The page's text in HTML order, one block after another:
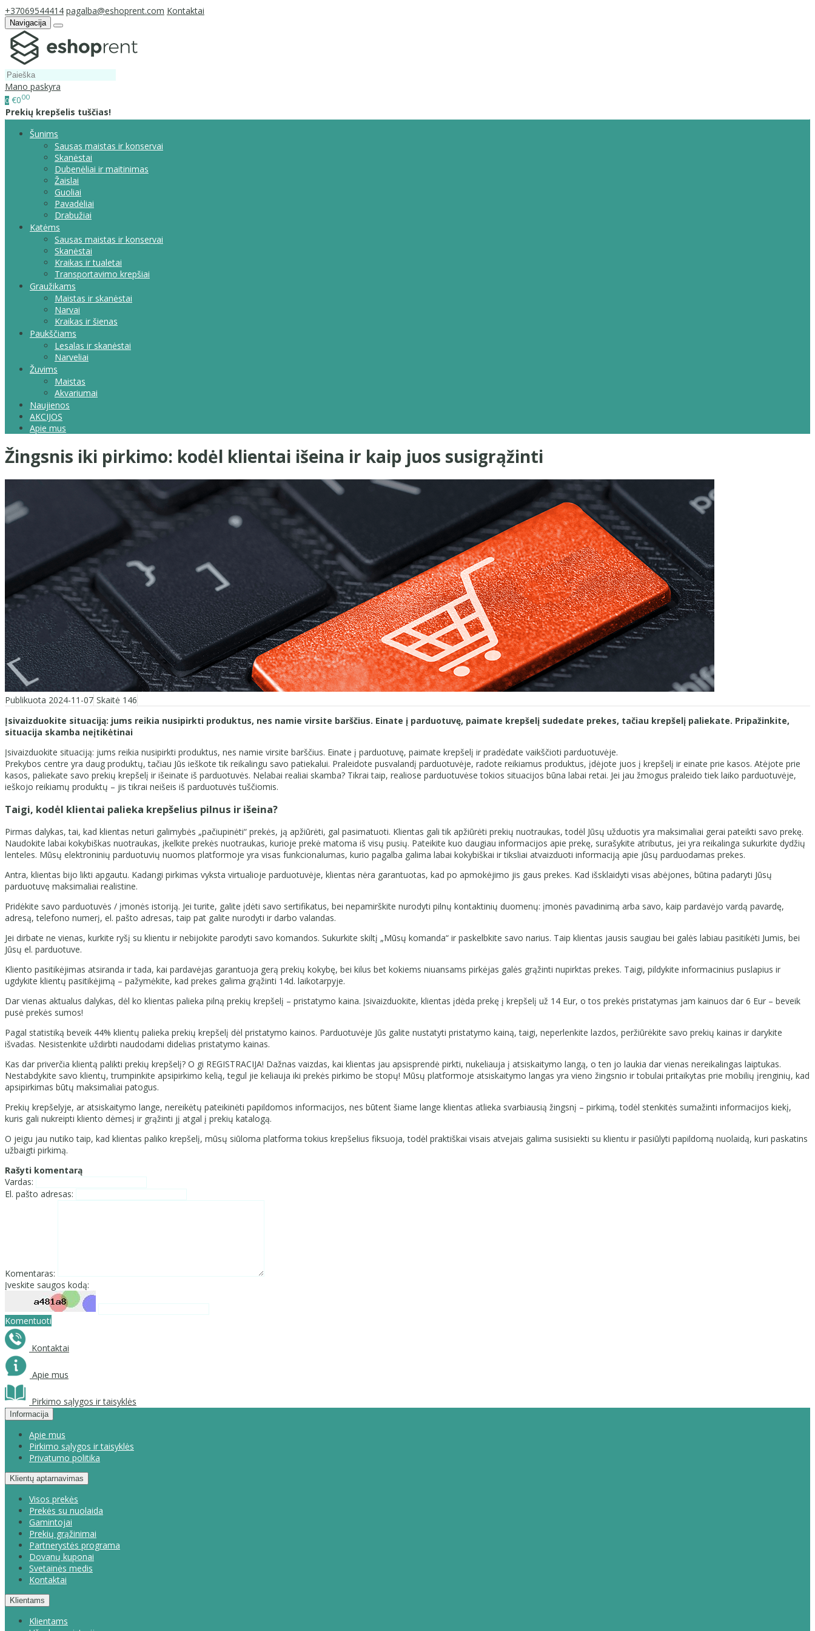
+37069544414 pagalba@eshoprent.com Kontaktai
Navigacija
Mano paskyra
0 €000
Prekių krepšelis tuščias!
Šunims
Sausas maistas ir konservai
Skanėstai
Dubenėliai ir maitinimas
Žaislai
Guoliai
Pavadėliai
Drabužiai
Katėms
Sausas maistas ir konservai
Skanėstai
Kraikas ir tualetai
Transportavimo krepšiai
Graužikams
Maistas ir skanėstai
Narvai
Kraikas ir šienas
Paukščiams
Lesalas ir skanėstai
Narveliai
Žuvims
Maistas
Akvariumai
Naujienos
AKCIJOS
Apie mus
Žingsnis iki pirkimo: kodėl klientai išeina ir kaip juos susigrąžinti
Publikuota 2024-11-07 Skaitė 146
Įsivaizduokite situaciją: jums reikia nusipirkti produktus, nes namie virsite barščius. Einate į parduotuvę, paimate krepšelį sudedate prekes, tačiau krepšelį paliekate. Pripažinkite,
situacija skamba neįtikėtinai
Įsivaizduokite situaciją: jums reikia nusipirkti produktus, nes namie virsite barščius. Einate į parduotuvę, paimate krepšelį ir pradėdate vaikščioti parduotuvėje.
Prekybos centre yra daug produktų, tačiau Jūs ieškote tik reikalingu savo patiekalui. Praleidote pusvalandį parduotuvėje, radote reikiamus produktus, įdėjote juos į krepšelį ir einate prie kasos. Atėjote prie
kasos, paliekate savo prekių krepšelį ir išeinate iš parduotuvės. Nelabai realiai skamba? Tikrai taip, realiose parduotuvėse tokios situacijos būna labai retai. Jei jau žmogus praleido tiek laiko parduotuvėje,
ieškojo reikiamų produktų – jis tikrai neišeis iš parduotuvės tuščiomis.
Taigi, kodėl klientai palieka krepšelius pilnus ir išeina?
Pirmas dalykas, tai, kad klientas neturi galimybės „pačiupinėti“ prekės, ją apžiūrėti, gal pasimatuoti. Klientas gali tik apžiūrėti prekių nuotraukas, todėl Jūsų užduotis yra maksimaliai gerai pateikti savo prekę.
Naudokite labai kokybiškas nuotraukas, įkelkite prekės nuotraukas, kurioje prekė matoma iš visų pusių. Pateikite kuo daugiau informacijos apie prekę, surašykite atributus, jei yra reikalinga sukurkite dydžių
lenteles. Mūsų elektroninių parduotuvių nuomos platformoje yra visas funkcionalumas, kurio pagalba galima labai kokybiškai ir tiksliai atvaizduoti informaciją apie jūsų parduodamas prekes.
Antra, klientas bijo likti apgautu. Kadangi pirkimas vyksta virtualioje parduotuvėje, klientas nėra garantuotas, kad po apmokėjimo jis gaus prekes. Kad išsklaidyti visas abėjones, būtina padaryti Jūsų
parduotuvę maksimaliai realistine.
Pridėkite savo parduotuvės / įmonės istoriją. Jei turite, galite įdėti savo sertifikatus, bei nepamirškite nurodyti pilnų kontaktinių duomenų: įmonės pavadinimą arba savo, kaip pardavėjo vardą pavardę,
adresą, telefono numerį, el. pašto adresas, taip pat galite nurodyti ir darbo valandas.
Jei dirbate ne vienas, kurkite ryšį su klientu ir nebijokite parodyti savo komandos. Sukurkite skiltį „Mūsų komanda“ ir paskelbkite savo narius. Taip klientas jausis saugiau bei galės labiau pasitikėti Jumis, bei
Jūsų el. parduotuve.
Kliento pasitikėjimas atsiranda ir tada, kai pardavėjas garantuoja gerą prekių kokybę, bei kilus bet kokiems niuansams pirkėjas galės grąžinti nupirktas prekes. Taigi, pildykite informacinius puslapius ir
ugdykite klientų pasitikėjimą – pažymėkite, kad prekes galima grąžinti 14d. laikotarpyje.
Dar vienas aktualus dalykas, dėl ko klientas palieka pilną prekių krepšelį – pristatymo kaina. Įsivaizduokite, klientas įdėda prekę į krepšelį už 14 Eur, o tos prekės pristatymas jam kainuos dar 6 Eur – beveik
pusė prekės sumos!
Pagal statistiką beveik 44% klientų palieka prekių krepšelį dėl pristatymo kainos. Parduotuvėje Jūs galite nustatyti pristatymo kainą, taigi, neperlenkite lazdos, peržiūrėkite savo prekių kainas ir darykite
išvadas. Nesistenkite uždirbti naudodami didelias pristatymo kainas.
Kas dar priverčia klientą palikti prekių krepšelį? O gi REGISTRACIJA! Dažnas vaizdas, kai klientas jau apsisprendė pirkti, nukeliauja į atsiskaitymo langą, o ten jo laukia dar vienas nereikalingas laiptukas.
Nestabdykite savo klientų, trumpinkite apsipirkimo kelią, tegul jie keliauja iki prekės pirkimo be stopų! Mūsų platformoje atsiskaitymo langas yra vieno žingsnio ir tobulai pritaikytas prie mobilių įrenginių, kad
apsipirkimas būtų maksimaliai patogus.
Prekių krepšelyje, ar atsiskaitymo lange, nereikėtų pateikinėti papildomos informacijos, nes būtent šiame lange klientas atlieka svarbiausią žingsnį – pirkimą, todėl stenkitės sumažinti informacijos kiekį,
kuris gali nukreipti kliento dėmesį ir grąžinti jį atgal į prekių katalogą.
O jeigu jau nutiko taip, kad klientas paliko krepšelį, mūsų siūloma platforma tokius krepšelius fiksuoja, todėl praktiškai visais atvejais galima susisiekti su klientu ir pasiūlyti papildomą nuolaidą, kuri paskatins
užbaigti pirkimą.
Rašyti komentarą
Vardas:
El. pašto adresas:
Komentaras:
Įveskite saugos kodą:
Komentuoti
Kontaktai
Apie mus
Pirkimo sąlygos ir taisyklės
Informacija
Apie mus
Pirkimo sąlygos ir taisyklės
Privatumo politika
Klientų aptarnavimas
Visos prekės
Prekės su nuolaida
Gamintojai
Prekių grąžinimai
Partnerystės programa
Dovanų kuponai
Svetainės medis
Kontaktai
Klientams
Klientams